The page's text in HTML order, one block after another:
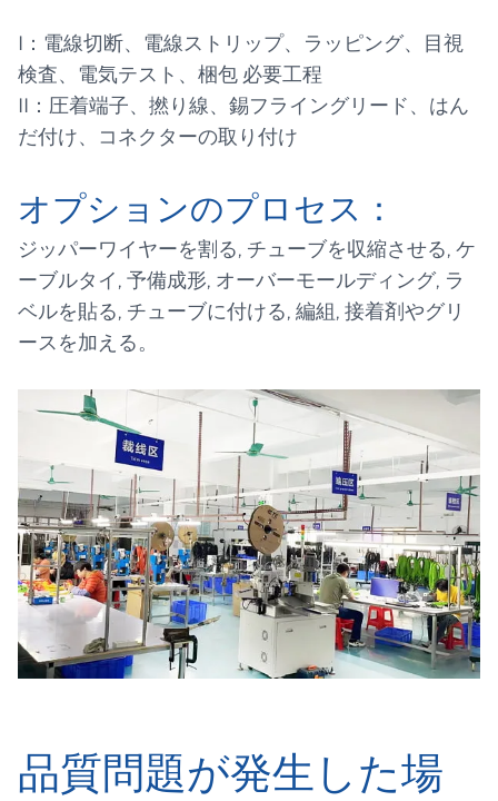
I：電線切断、電線ストリップ、ラッピング、目視
検査、電気テスト、梱包 必要工程
II：圧着端子、撚り線、錫フライングリード、はん
だ付け、コネクターの取り付け
オプションのプロセス：
ジッパーワイヤーを割る, チューブを収縮させる, ケ
ーブルタイ, 予備成形, オーバーモールディング, ラ
ベルを貼る, チューブに付ける, 編組, 接着剤やグリ
ースを加える。
品質問題が発生した場